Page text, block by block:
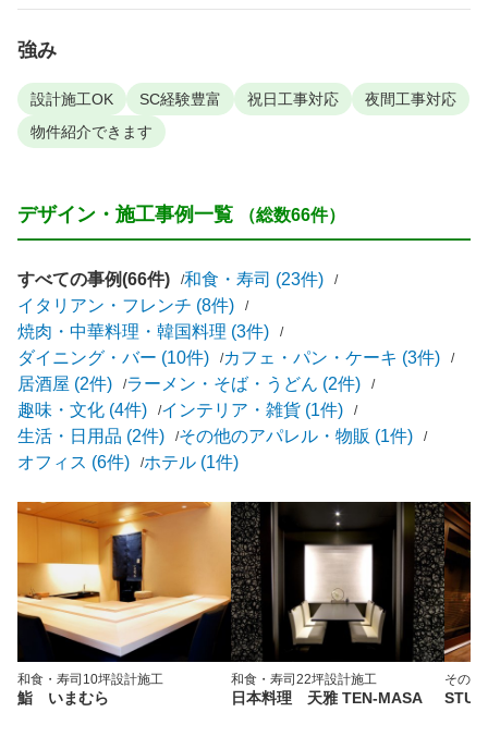
強み
設計施工OK SC経験豊富 祝日工事対応
夜間工事対応
物件紹介できます
デザイン・施工事例一覧 （総数66件）
すべての事例(66件)
和食・寿司 (23件)
イタリアン・フレンチ (8件)
焼肉・中華料理・韓国料理 (3件)
ダイニング・バー (10件)
カフェ・パン・ケーキ (3件)
居酒屋 (2件)
ラーメン・そば・うどん (2件)
趣味・文化 (4件)
インテリア・雑貨 (1件)
生活・日用品 (2件)
その他のアパレル・物販 (1件)
オフィス (6件)
ホテル (1件)
和食・寿司 10坪設計施工
鮨 いまむら
和食・寿司22坪設計施工
日本料理 天雅 TEN-MASA
その他